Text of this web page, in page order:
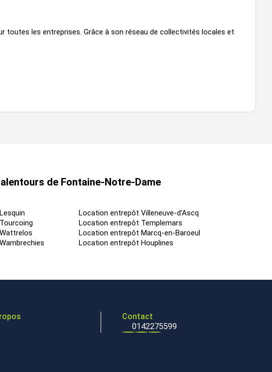
toutes les entreprises. Grâce à son réseau de collectivités locales et
de Fontaine-Notre-Dame
Location entrepôt Villeneuve-d'Ascq
Location entrepôt Templemars
Location entrepôt Marcq-en-Baroeul
Location entrepôt Houplines
Contact
0142275599